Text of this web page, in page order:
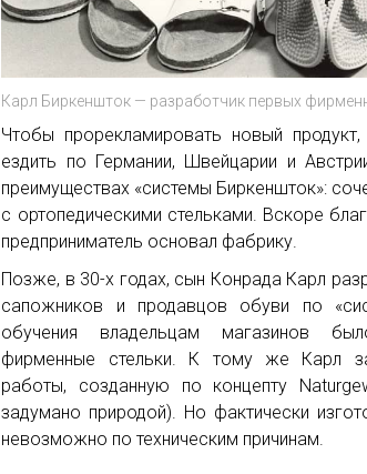
Карл Биркеншток — разработчик первых
Чтобы прорекламировать новый
ездить по Германии, Швейцарии и
преимуществах «системы Биркеншток»:
с ортопедическими стельками. Вскоре
предприниматель основал фабрику.
Позже, в 30-х годах, сын Конрада Карл
сапожников и продавцов обуви по
обучения владельцам магазинов
фирменные стельки. К тому же Карл
работы, созданную по концепту
задумано природой). Но фактически
невозможно по техническим причинам.